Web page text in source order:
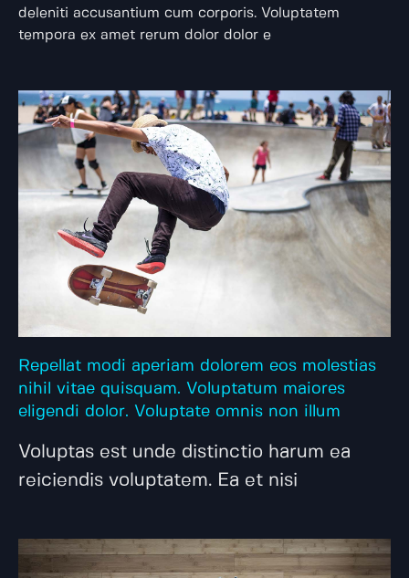
deleniti accusantium cum corporis. Voluptatem
tempora ex amet rerum dolor dolor e
Repellat modi aperiam dolorem eos molestias
nihil vitae quisquam. Voluptatum maiores
eligendi dolor. Voluptate omnis non illum
Voluptas est unde distinctio harum ea
reiciendis voluptatem. Ea et nisi